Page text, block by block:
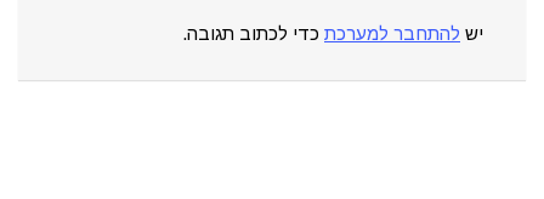
יש להתחבר למערכת כדי לכתוב תגובה.